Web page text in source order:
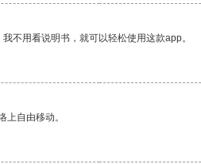
不用看说明书，就可以轻松使用这款app。
自由移动。